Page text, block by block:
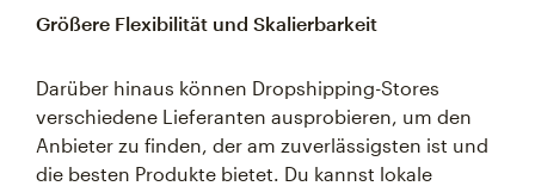
Größere Flexibilität und Skalierbarkeit
Darüber hinaus können Dropshipping-Stores
verschiedene Lieferanten ausprobieren, um den
Anbieter zu finden, der am zuverlässigsten ist und
die besten Produkte bietet. Du kannst lokale